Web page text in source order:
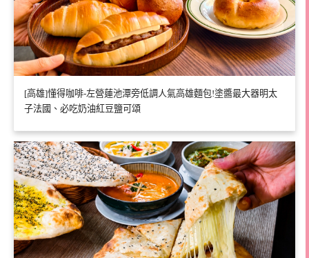
[高雄]懂得咖啡-左營蓮池潭旁低調人氣高雄麵包!塗醬最大器明太
子法國、必吃奶油紅豆鹽可頌